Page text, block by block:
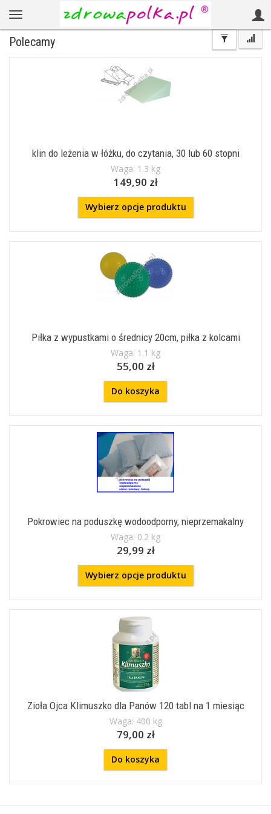
Polecamy
klin do leżenia w łóżku, do czytania, 30 lub 60 stopni
Waga: 1.3 kg
149,90 zł
Wybierz opcje produktu
Piłka z wypustkami o średnicy 20cm, piłka z kolcami
Waga: 1.1 kg
55,00 zł
Do koszyka
Pokrowiec na poduszkę wodoodporny, nieprzemakalny
Waga: 0.2 kg
29,99 zł
Wybierz opcje produktu
Zioła Ojca Klimuszko dla Panów 120 tabl na 1 miesiąc
Waga: 400 kg
79,00 zł
Do koszyka